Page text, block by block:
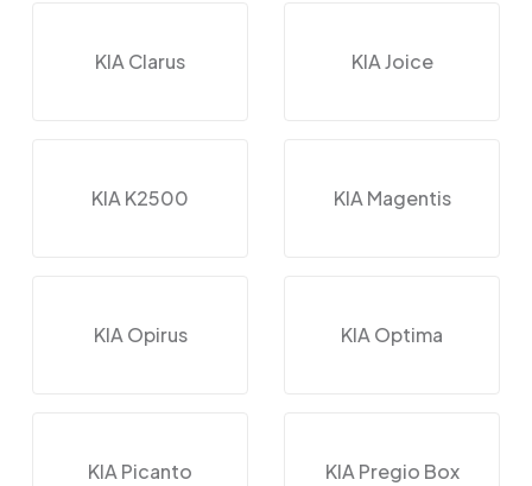
KIA Clarus KIA Joice
KIA K2500 KIA Magentis
KIA Opirus KIA Optima
KIA Picanto KIA Pregio Box